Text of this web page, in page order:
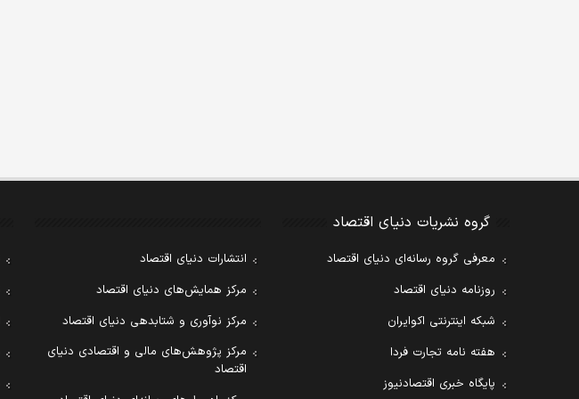
گروه نشریات دنیای اقتصاد
معرفی گروه رسانه‌ای دنیای اقتصاد
روزنامه دنیای اقتصاد
شبکه اینترنتی اکوایران
هفته نامه تجارت فردا
پایگاه خبری اقتصادنیوز
انتشارات دنیای اقتصاد
مرکز همایش‌های دنیای اقتصاد
مرکز نوآوری و شتابدهی دنیای اقتصاد
مرکز پژوهش‌های مالی و اقتصادی دنیای
اقتصاد